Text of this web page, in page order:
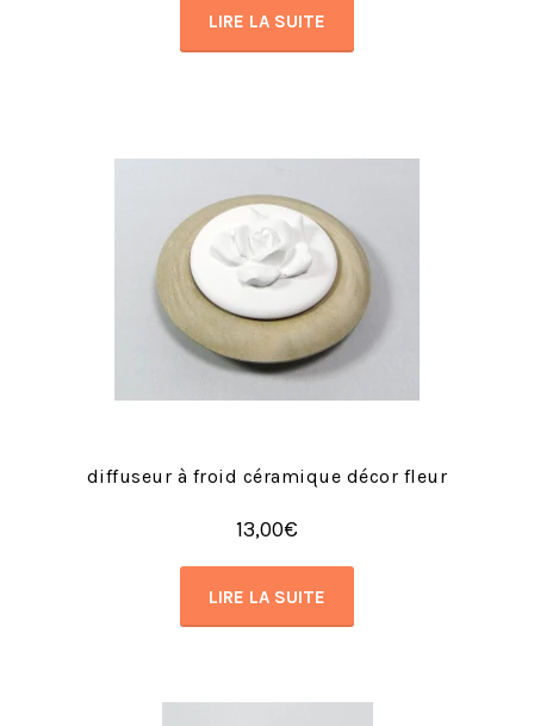
LIRE LA SUITE
diffuseur à froid céramique décor fleur
13,00€
LIRE LA SUITE